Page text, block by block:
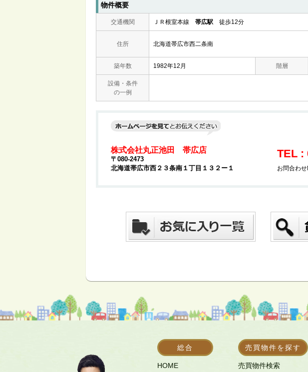
物件概要
交通機関 ＪＲ根室本線 帯広駅 徒歩12分
住所 北海道帯広市西二条南
築年数 1982年12月 階層
設備・条件
の一例
株式会社丸正池田 帯広店
〒080-2473
北海道帯広市西２３条南１丁目１３２ー１
TEL :
お問合わせ
総合
HOME
売買物件を探す
売買物件検索